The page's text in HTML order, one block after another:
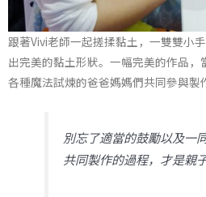
跟著Vivi老師一起搓揉黏土，一雙雙小
出完美的黏土形狀。一幅完美的作品
各種魔法試煉的爸爸媽媽們共同參與製
別忘了適當的鼓勵以及一
共同製作的過程，才是親